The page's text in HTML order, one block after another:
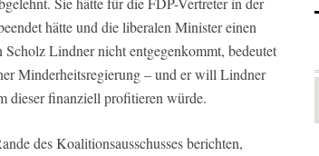
hätte und die liberalen Minister einen
Lindner nicht entgegenkommt, bedeutet
Minderheitsregierung – und er will Lindner
dieser finanziell profitieren würde.
des Koalitionsausschusses berichten,